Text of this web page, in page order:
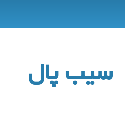
سیب پال